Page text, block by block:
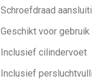
Schroefdraad
Geschikt voor
Inclusief cilindervoet
Inclusief